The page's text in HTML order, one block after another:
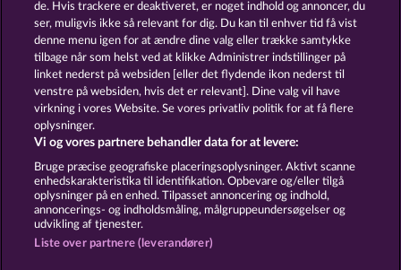
MEDUSA'S LAIR GATES OF ISHTAR
Vilkår og betingelser Datasikkerhed
Kontakt
Indsend anmodning om tilbagetrækning
de. Hvis trackere er deaktiveret, er noget indhold og annoncer, du
ser, muligvis ikke så relevant for dig. Du kan til enhver tid få vist
denne menu igen for at ændre dine valg eller trække samtykke
tilbage når som helst ved at klikke Administrer indstillinger på
linket nederst på websiden [eller det flydende ikon nederst til
venstre på websiden, hvis det er relevant]. Dine valg vil have
virkning i vores Website. Se vores privatliv politik for at få flere
oplysninger.
Vi og vores partnere behandler data for at levere:
Bruge præcise geografiske placeringsoplysninger. Aktivt scanne
enhedskarakteristika til identifikation. Opbevare og/eller tilgå
oplysninger på en enhed. Tilpasset annoncering og indhold,
annoncerings- og indholdsmåling, målgruppeundersøgelser og
udvikling af tjenester.
Liste over partnere (leverandører)